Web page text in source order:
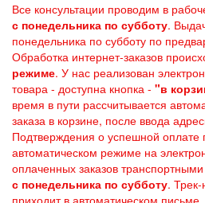
Все консультации проводим в
с понедельника по субботу.
понедельника по субботу по
Обработка интернет-заказов
режиме. У нас реализован
товара - доступна кнопка - "в
время в пути рассчитывается
заказа в корзине, после ввода
Подтверждения о успешной оплате
автоматическом режиме на
оплаченных заказов
с понедельника по субботу.
приходит в автоматическом